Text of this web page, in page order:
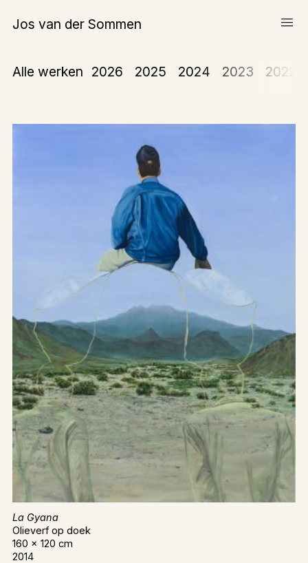
Jos van der Sommen menu
Alle werken 2026 2025 2024 2023 2022
Schilderijen
Tentoonstellingen
La Gyana
Olieverf op doek
160 x 120 cm
2014